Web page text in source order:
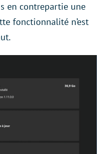
en contrepartie une
fonctionnalité n’est